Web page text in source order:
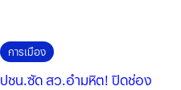
การเมือง
ปชน.ซัด สว.อำมหิต! ปิดช่อง